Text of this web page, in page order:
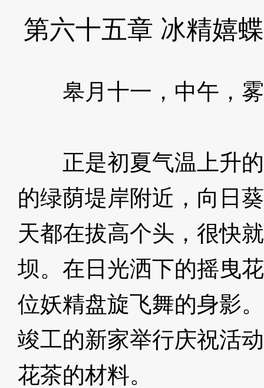
第六十五章 冰精嬉
皋月十一，中午，雾
正是初夏气温上升的
的绿荫堤岸附近，向日
天都在拔高个头，很快
坝。在日光洒下的摇曳
位妖精盘旋飞舞的身影
竣工的新家举行庆祝活
花茶的材料。